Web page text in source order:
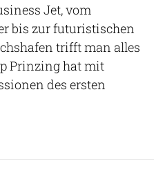
Jet, vom
bis zur futuristischen
trifft man alles
Prinzing hat mit
des ersten